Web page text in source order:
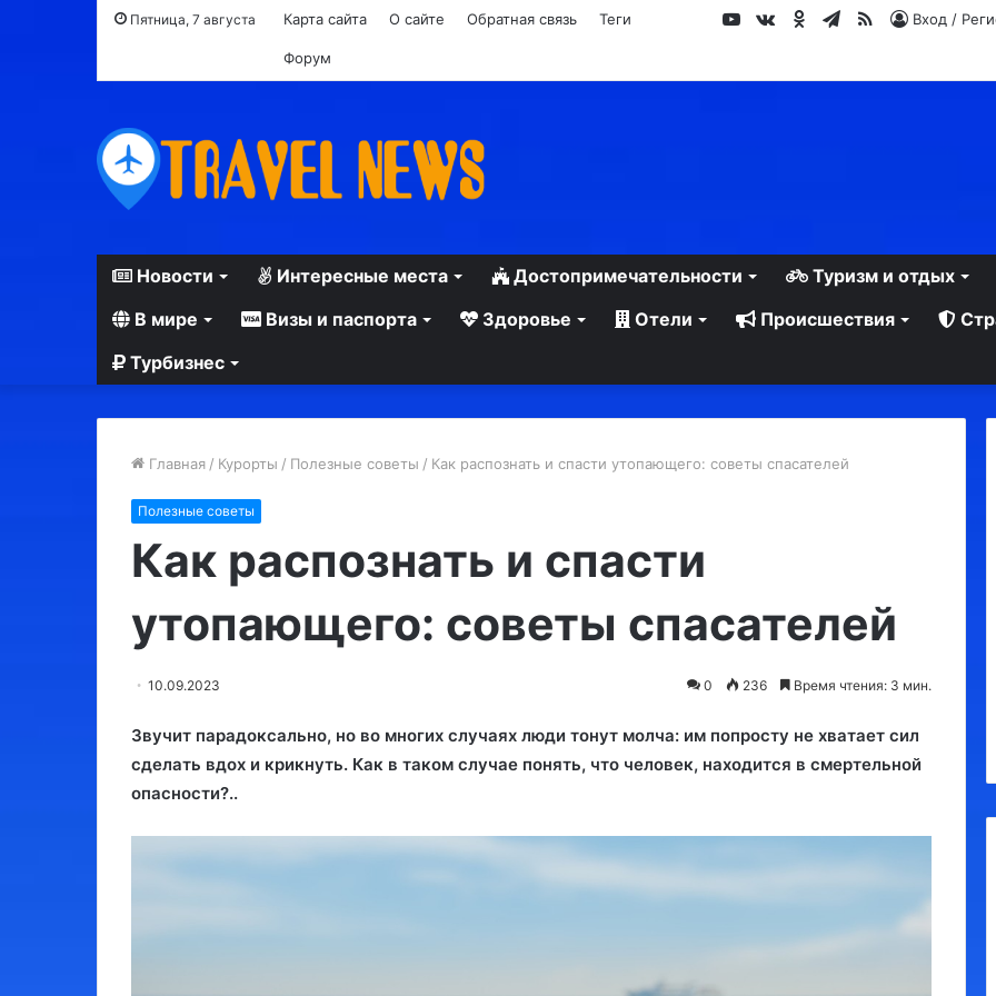
Пятница, 7 августа Карта сайта О сайте Обратная связь Теги
Форум
Вход /
RSS
Telegram
Одноклассники
vk.com
YouTube
Новости Интересные места Достопримечательности Туризм и отдых
В мире
Визы и паспорта Здоровье Отели Происшествия
Турбизнес
Главная / Курорты / Полезные советы / Как распознать и спасти утопающего: советы спасателей
Полезные советы
Как распознать и спасти
утопающего: советы спасателей
10.09.2023 0 236 Время чтения: 3 мин.
Звучит парадоксально, но во многих случаях люди тонут молча: им попросту не хватает сил
сделать вдох и крикнуть. Как в таком случае понять, что человек, находится в смертельной
опасности?..
Израиль: места, обязательные
для посещения
взимать
с
до
сутки
10.09.2023
курортный сбор с россиян: до